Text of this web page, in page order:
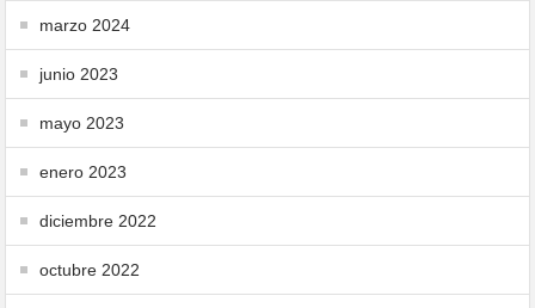
marzo 2024
junio 2023
mayo 2023
enero 2023
diciembre 2022
octubre 2022